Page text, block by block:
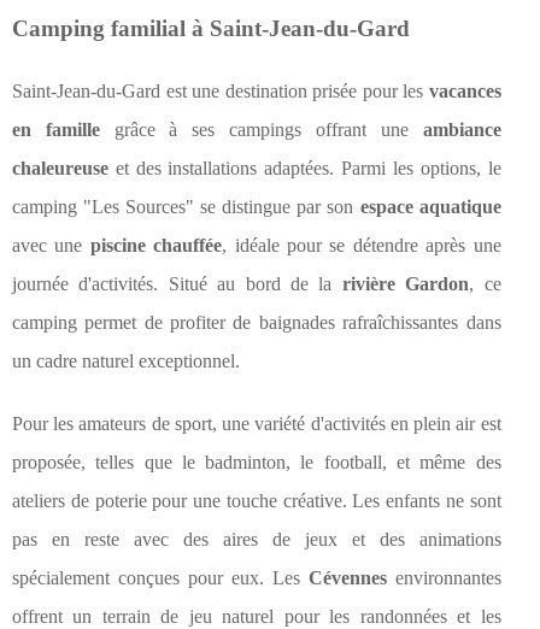
Camping familial à Saint-Jean-du-Gard
Saint-Jean-du-Gard est une destination prisée pour les vacances
en famillegrâce à ses campings offrant une ambiance
chaleureuse et des installations adaptées. Parmi les options, le
camping "Les Sources"se distingue par son espace aquatique
avec une piscine chauffée, idéale pour se détendre après une
journée d'activités. Situé au bord de la rivière Gardon, ce
camping permet de profiter de baignades rafraîchissantes dans
un cadre naturel exceptionnel.
Pour les amateurs de sport, une variété d'activités en plein air est
proposée, telles que le badminton, le football, et même des
ateliers de poterie pour une touche créative. Les enfants ne sont
pas en reste avec des aires de jeux et des animations
spécialement conçues pour eux. Les Cévennesenvironnantes
offrent un terrain de jeu naturel pour les randonnées et les